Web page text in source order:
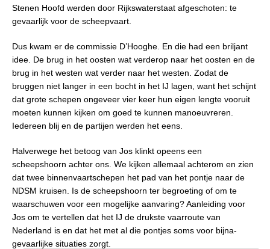
Stenen Hoofd werden door Rijkswaterstaat afgeschoten: te
gevaarlijk voor de scheepvaart.
Dus kwam er de commissie D’Hooghe. En die had een briljant
idee. De brug in het oosten wat verderop naar het oosten en de
brug in het westen wat verder naar het westen. Zodat de
bruggen niet langer in een bocht in het IJ lagen, want het schijnt
dat grote schepen ongeveer vier keer hun eigen lengte vooruit
moeten kunnen kijken om goed te kunnen manoeuvreren.
Iedereen blij en de partijen werden het eens.
Halverwege het betoog van Jos klinkt opeens een
scheepshoorn achter ons. We kijken allemaal achterom en zien
dat twee binnenvaartschepen het pad van het pontje naar de
NDSM kruisen. Is de scheepshoorn ter begroeting of om te
waarschuwen voor een mogelijke aanvaring? Aanleiding voor
Jos om te vertellen dat het IJ de drukste vaarroute van
Nederland is en dat het met al die pontjes soms voor bijna-
gevaarlijke situaties zorgt.